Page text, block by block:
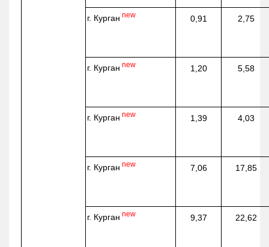
г. Курган new 0,91 2,75
г. Курган new 1,20 5,58
г. Курган new 1,39 4,03
г. Курган new 7,06 17,85
г. Курган new 9,37 22,62